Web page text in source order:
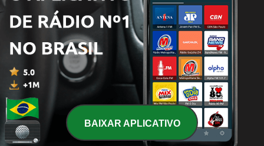
Lanz + Precht RSG Dokumentêr
BAIXAR APLICATIVO